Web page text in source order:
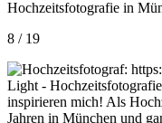
8 / 19